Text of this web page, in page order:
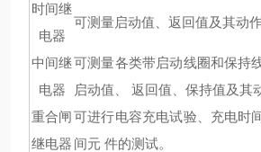
时间继
电器
可测量启动值、返回值及其动作
中间继
电器
可测量各类带启动线圈和保持
启动值、 返回值、保持值及其
重合闸
继电器
可进行电容充电试验、充电时
间元 件的测试。